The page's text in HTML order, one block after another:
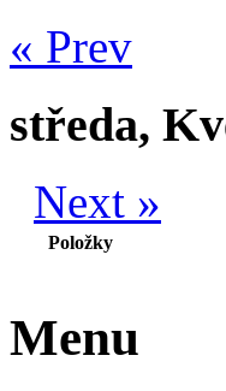
« Prev
středa,
Next »
Položky
Menu